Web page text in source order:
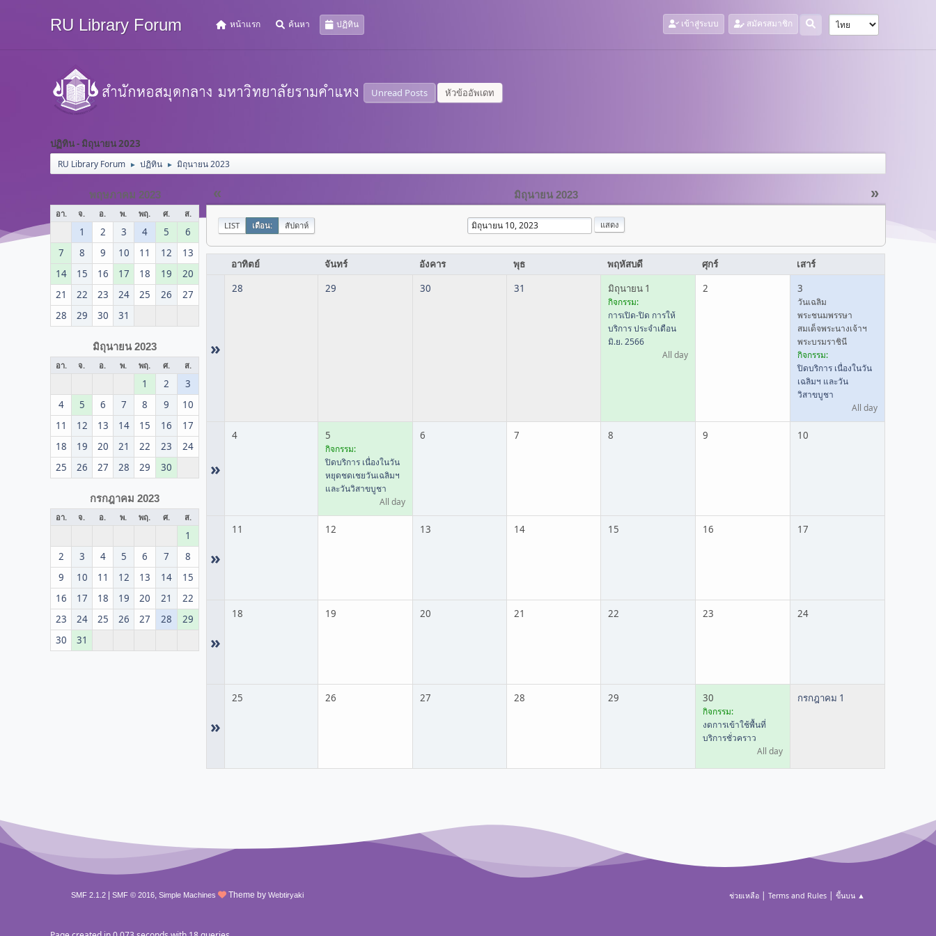
RU Library Forum หน้าแรก ค้นหา ปฏิทิน เข้าสู่ระบบ สมัครสมาชิก
Unread Posts หัวข้ออัพเดท
ปฏิทิน - มิถุนายน 2023
RU Library Forum ► ปฏิทิน ► มิถุนายน 2023
พฤษภาคม 2023
อา. จ. อ. พ. พฤ. ศ. ส.
1 2 3 4 5
6
7
8 9 10 11 12
13
14
15 16 17 18 19
20
21
22 23 24 25 26
27
28
29 30 31
มิถุนายน 2023
อา. จ. อ. พ. พฤ. ศ. ส.
1 2
3
4
5 6 7 8 9
10
11
12 13 14 15 16
17
18
19 20 21 22 23
24
25
26 27 28 29 30
กรกฎาคม 2023
อา. จ. อ. พ. พฤ. ศ. ส.
1
2
3 4 5 6 7
8
9
10 11 12 13 14
15
16
17 18 19 20 21
22
23
24 25 26 27 28
29
30
31
« »
มิถุนายน 2023
LIST เดือน: สัปดาห์
อาทิตย์ จันทร์ อังคาร พุธ พฤหัสบดี ศุกร์ เสาร์
»
28 29 30 31 มิถุนายน 1
กิจกรรม:
การเปิด-ปิด การให้
บริการ ประจำเดือน
มิ.ย. 2566
All day
2 3
วันเฉลิม
พระชนมพรรษา
สมเด็จพระนางเจ้าฯ
พระบรมราชินี
กิจกรรม:
ปิดบริการ เนื่องในวัน
เฉลิมฯ และวัน
วิสาขบูชา
All day
»
4 5
กิจกรรม:
ปิดบริการ เนื่องในวัน
หยุดชดเชยวันเฉลิมฯ
และวันวิสาขบูชา
All day
6 7 8 9 10
»
11 12 13 14 15 16 17
»
18 19 20 21 22 23 24
»
25 26 27 28 29 30
กิจกรรม:
งดการเข้าใช้พื้นที่
บริการชั่วคราว
All day
กรกฎาคม 1
ช่วยเหลือ | Terms and Rules | ขึ้นบน ▲
SMF 2.1.2 SMF © 2016, Simple Machines Theme by Webtiryaki